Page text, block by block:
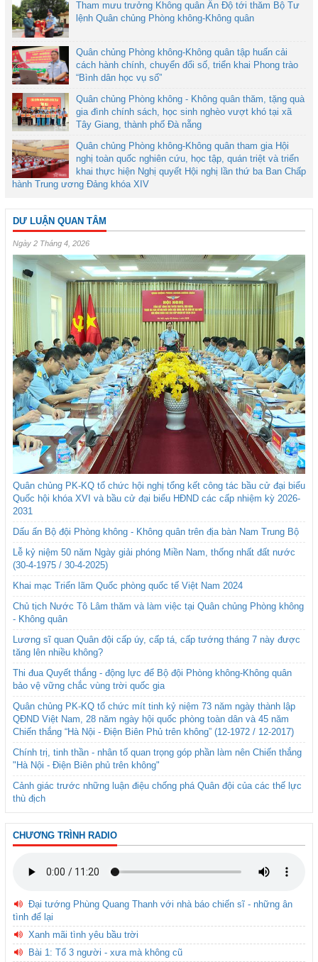
Tham mưu trưởng Không quân Ấn Độ tới thăm Bộ Tư
lệnh Quân chủng Phòng không-Không quân
Quân chủng Phòng không-Không quân tập huấn cải
cách hành chính, chuyển đổi số, triển khai Phong trào
“Bình dân học vụ số”
Quân chủng Phòng không - Không quân thăm, tặng quà
gia đình chính sách, học sinh nghèo vượt khó tại xã
Tây Giang, thành phố Đà nẵng
Quân chủng Phòng không-Không quân tham gia Hội
nghị toàn quốc nghiên cứu, học tập, quán triệt và triển
khai thực hiện Nghị quyết Hội nghị lần thứ ba Ban Chấp
hành Trung ương Đảng khóa XIV
DƯ LUẬN QUAN TÂM
Ngày 2 Tháng 4, 2026
Quân chủng PK-KQ tổ chức hội nghị tổng kết công tác bầu cử đại biểu
Quốc hội khóa XVI và bầu cử đại biểu HĐND các cấp nhiệm kỳ 2026-
2031
Dấu ấn Bộ đội Phòng không - Không quân trên địa bàn Nam Trung Bộ
Lễ kỷ niệm 50 năm Ngày giải phóng Miền Nam, thống nhất đất nước
(30-4-1975 / 30-4-2025)
Khai mạc Triển lãm Quốc phòng quốc tế Việt Nam 2024
Chủ tịch Nước Tô Lâm thăm và làm việc tại Quân chủng Phòng không
- Không quân
Lương sĩ quan Quân đội cấp úy, cấp tá, cấp tướng tháng 7 này được
tăng lên nhiều không?
Thi đua Quyết thắng - động lực để Bộ đội Phòng không-Không quân
bảo vệ vững chắc vùng trời quốc gia
Quân chủng PK-KQ tổ chức mít tinh kỷ niệm 73 năm ngày thành lập
QĐND Việt Nam, 28 năm ngày hội quốc phòng toàn dân và 45 năm
Chiến thắng “Hà Nội - Điện Biên Phủ trên không” (12-1972 / 12-2017)
Chính trị, tinh thần - nhân tố quan trọng góp phần làm nên Chiến thắng
"Hà Nội - Điện Biên phủ trên không"
Cảnh giác trước những luận điệu chống phá Quân đội của các thế lực
thù địch
CHƯƠNG TRÌNH RADIO
Đại tướng Phùng Quang Thanh với nhà báo chiến sĩ - những ân
tình để lại
Xanh mãi tình yêu bầu trời
Bài 1: Tổ 3 người - xưa mà không cũ